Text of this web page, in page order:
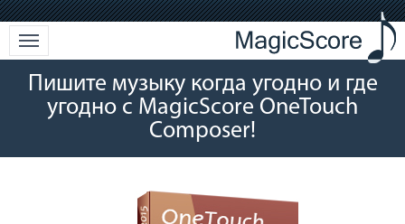
Пишите музыку когда угодно и где
угодно c MagicScore OneTouch
Composer!